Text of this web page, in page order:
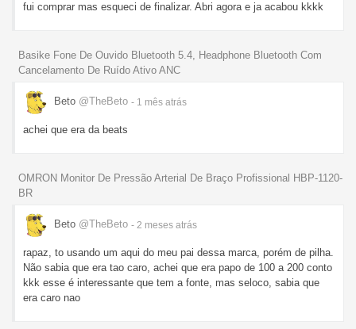
fui comprar mas esqueci de finalizar. Abri agora e ja acabou kkkk
Basike Fone De Ouvido Bluetooth 5.4, Headphone Bluetooth Com
Cancelamento De Ruído Ativo ANC
Beto @TheBeto - 1 mês atrás
achei que era da beats
OMRON Monitor De Pressão Arterial De Braço Profissional HBP-1120-
BR
Beto @TheBeto - 2 meses atrás
rapaz, to usando um aqui do meu pai dessa marca, porém de pilha.
Não sabia que era tao caro, achei que era papo de 100 a 200 conto
kkk esse é interessante que tem a fonte, mas seloco, sabia que
era caro nao